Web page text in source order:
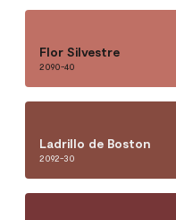
Flor Silvestre
2090-40
Ladrillo de Boston
2092-30